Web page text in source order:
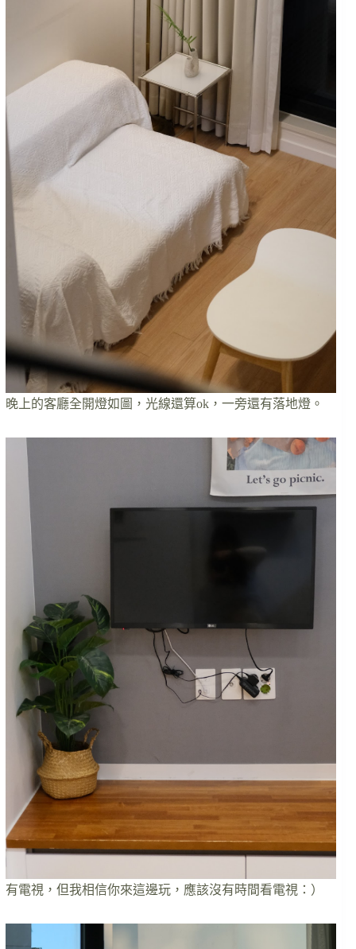
晚上的客廳全開燈如圖，光線還算ok，一旁還有落地燈。
有電視，但我相信你來這邊玩，應該沒有時間看電視：）